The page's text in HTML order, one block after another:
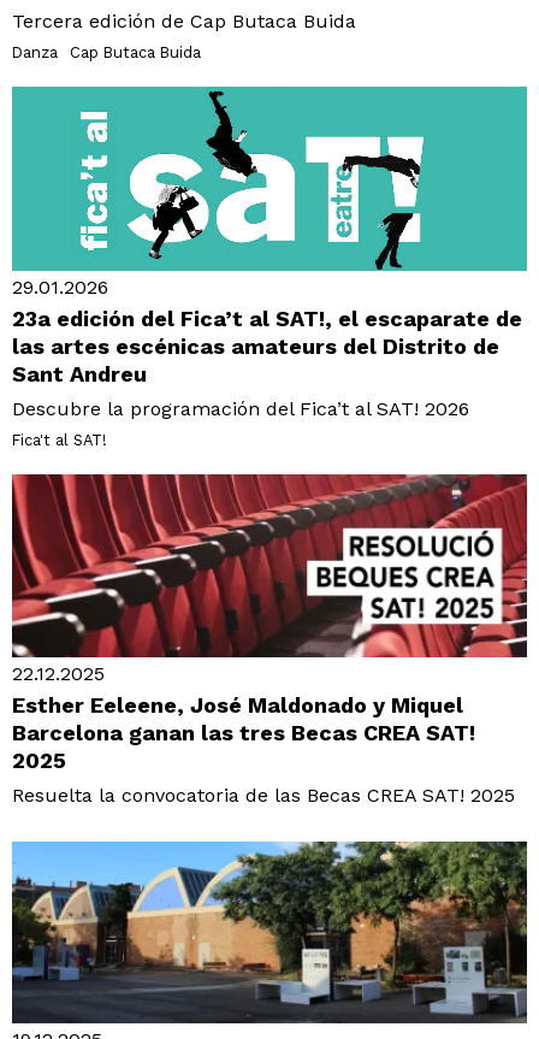
Tercera edición de Cap Butaca Buida
Danza Cap Butaca Buida
29.01.2026
23a edición del Fica’t al SAT!, el escaparate de
las artes escénicas amateurs del Distrito de
Sant Andreu
Descubre la programación del Fica’t al SAT! 2026
Fica't al SAT!
22.12.2025
Esther Eeleene, José Maldonado y Miquel
Barcelona ganan las tres Becas CREA SAT!
2025
Resuelta la convocatoria de las Becas CREA SAT! 2025